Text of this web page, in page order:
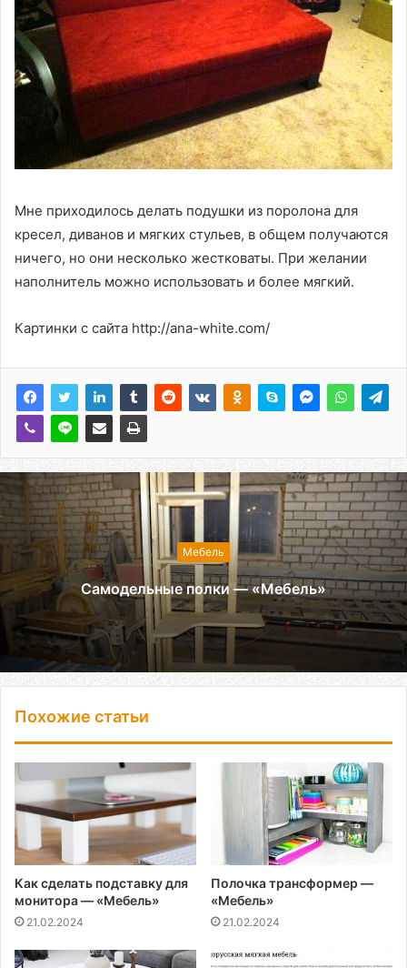
Мне приходилось делать подушки из поролона для
кресел, диванов и мягких стульев, в общем получаются
ничего, но они несколько жестковаты. При желании
наполнитель можно использовать и более мягкий.
Картинки с сайта http://ana-white.com/
Мебель
Самодельные полки — «Мебель»
Похожие статьи
Как сделать подставку для
монитора — «Мебель»
21.02.2024
Полочка трансформер —
«Мебель»
21.02.2024